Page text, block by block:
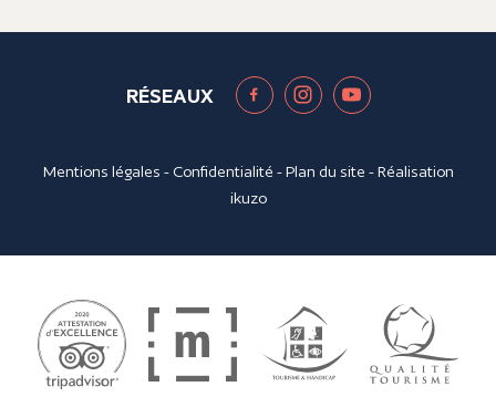
RÉSEAUX
Mentions légales - Confidentialité -Plan du site - Réalisation
ikuzo